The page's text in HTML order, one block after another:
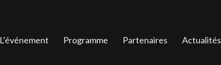
L’événement Programme Partenaires Actualités